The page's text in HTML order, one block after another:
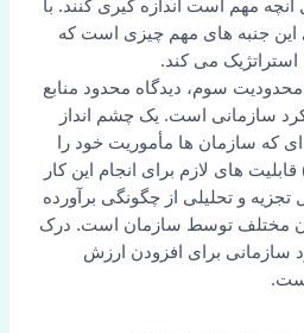
مهم است اندازه گیری کنند. با
این جنبه های مهم چیزی است که
استراتژیک می کند.
سوم، دیدگاه محدود منابع
سازمانی است. یک چشم انداز
که سازمان ها مأموریت خود را
های لازم برای انجام این کار
و تحلیلی از چگونگی برآورده
مختلف توسط سازمان است. درک
سازمانی برای افزودن ارزش